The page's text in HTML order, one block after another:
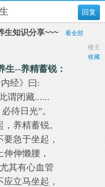
回复
知识分享~~~ 看全部
楼主
收藏
生--养精蓄锐：
经》曰:
谓闭藏......
待日光”。
养精蓄锐。
急于坐起，
伸懒腰，
其有心血管
立马坐起，